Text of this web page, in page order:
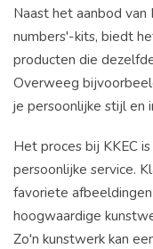
Naast het aanbod van
numbers'-kits, biedt
producten die
Overweeg
je persoonlijke stijl en
Het proces bij KKEC
persoonlijke service.
favoriete
hoogwaardige
Zo'n kunstwerk kan